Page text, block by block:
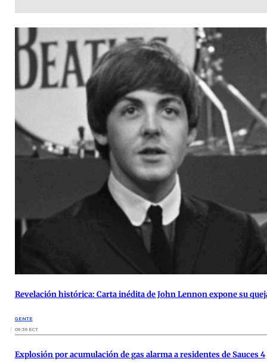
Revelación histórica: Carta inédita de John Lennon expone su
GENTE
09:36 ECT
Explosión por acumulación de gas alarma a residentes de Sauces 4